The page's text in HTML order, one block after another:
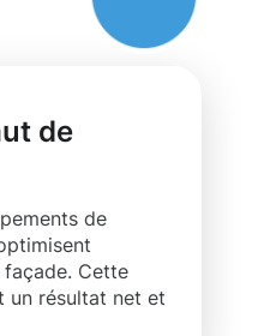
de
de
Cette
un résultat net et